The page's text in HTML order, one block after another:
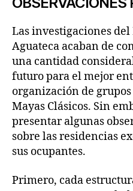
Las investigaciones
Aguateca acaban de
una cantidad
futuro para el mejor
organización de
Mayas Clásicos. Sin
presentar algunas
sobre las residencias
sus ocupantes.
Primero, cada